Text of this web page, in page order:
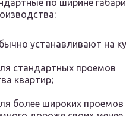
по ширине
устанавливают на
стандартных проемов
квартир;
более широких